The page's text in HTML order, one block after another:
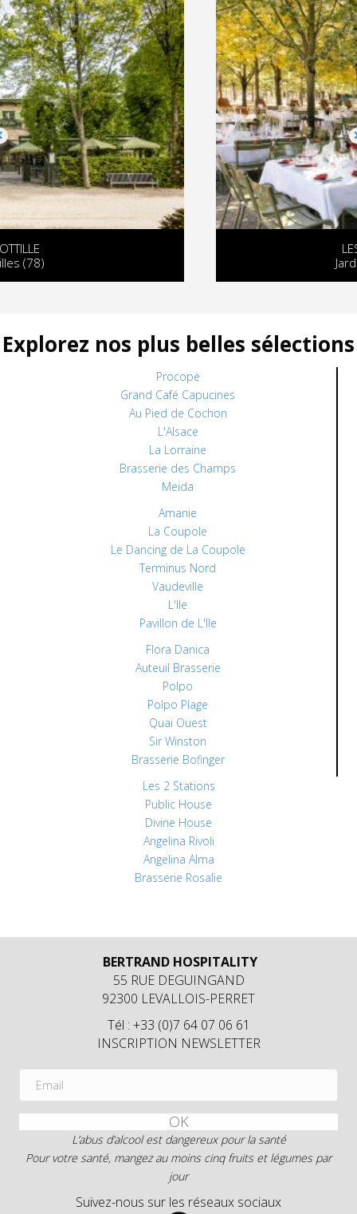
Explorez nos plus belles sélections
Procope
Grand Café Capucines
Au Pied de Cochon
L'Alsace
La Lorraine
Brasserie des Champs
Meida
Amanie
La Coupole
Le Dancing de La Coupole
Terminus Nord
Vaudeville
L'Ile
Pavillon de L'Ile
Flora Danica
Auteuil Brasserie
Polpo
Polpo Plage
Quai Ouest
Sir Winston
Brasserie Bofinger
Les 2 Stations
Public House
Divine House
Angelina Rivoli
Angelina Alma
Brasserie Rosalie
BERTRAND HOSPITALITY
55 RUE DEGUINGAND
92300 LEVALLOIS-PERRET
Tél : +33 (0)7 64 07 06 61
INSCRIPTION NEWSLETTER
OK
L’abus d’alcool est dangereux pour la santé
Pour votre santé, mangez au moins cinq fruits et légumes par
jour
Suivez-nous sur les réseaux sociaux